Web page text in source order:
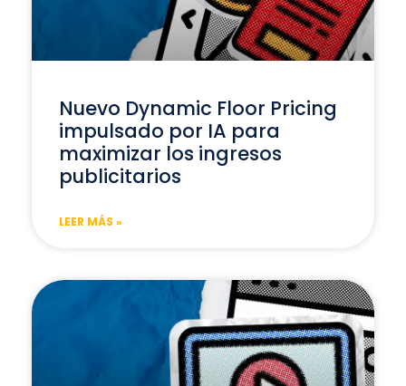
Nuevo Dynamic Floor Pricing
impulsado por IA para
maximizar los ingresos
publicitarios
LEER MÁS »